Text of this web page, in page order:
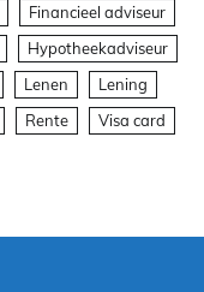
Financieel adviseur
Hypotheekadviseur
Lenen
Lening
Rente Visa card